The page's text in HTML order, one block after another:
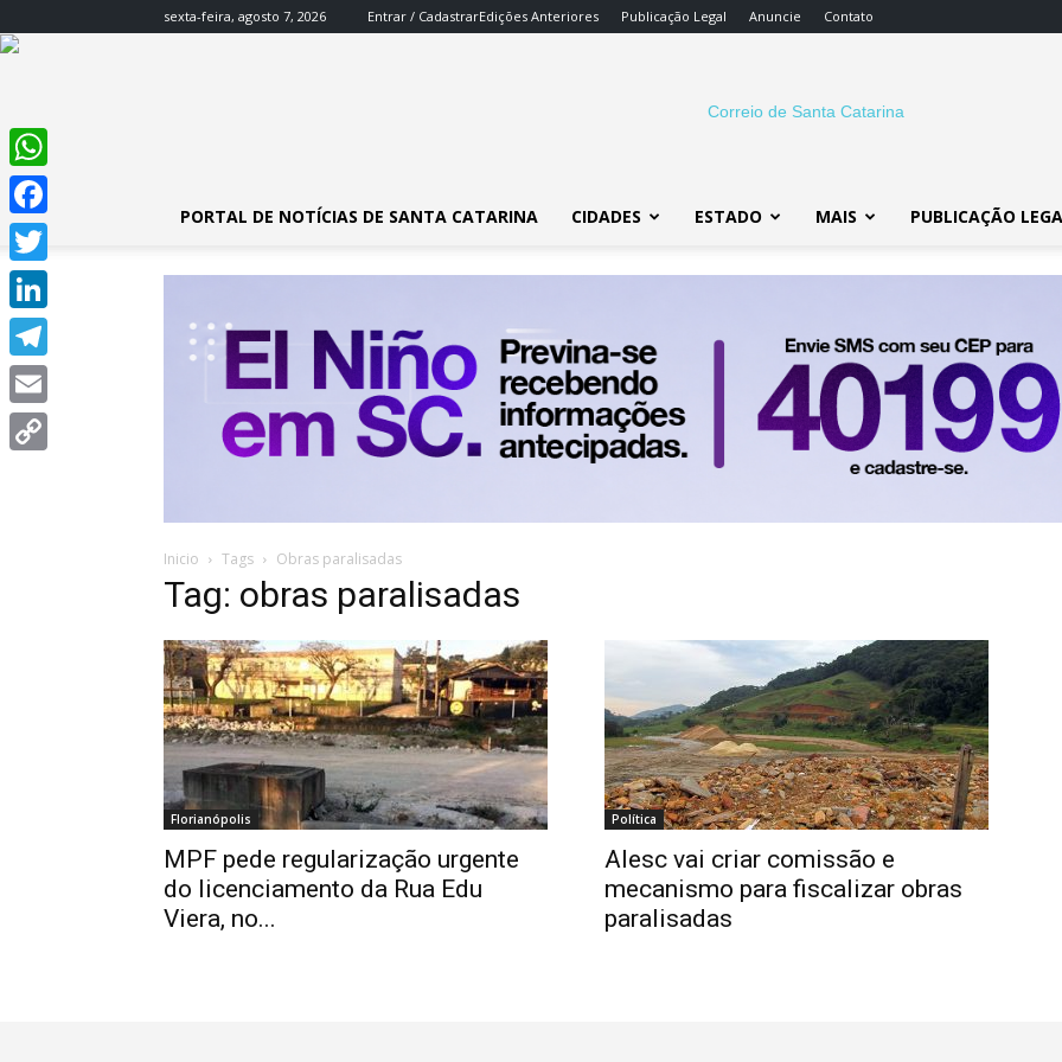
sexta-feira, agosto 7, 2026 Entrar / CadastrarEdições Anteriores Publicação Legal Anuncie Contato
SC
PORTAL DE NOTÍCIAS DE SANTA CATARINA CIDADES ESTADO MAIS PUBLICAÇÃO
Inicio Tags Obras paralisadas
Tag: obras paralisadas
Florianópolis
MPF pede regularização urgente
do licenciamento da Rua Edu
Viera, no...
Política
Alesc vai criar comissão e
mecanismo para fiscalizar obras
paralisadas
WhatsApp
Facebook
Twitter
LinkedIn
Telegram
Email